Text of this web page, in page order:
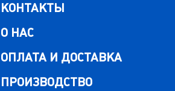
КОНТАКТЫ
О НАС
ОПЛАТА И ДОСТАВКА
ПРОИЗВОДСТВО